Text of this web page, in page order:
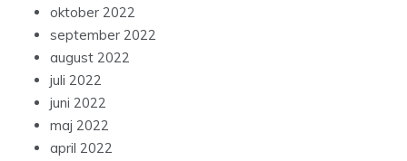
oktober 2022
september 2022
august 2022
juli 2022
juni 2022
maj 2022
april 2022